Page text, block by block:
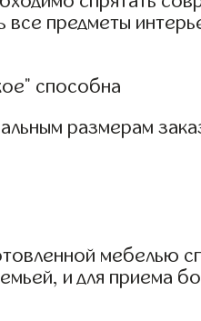
предметы
способна
размерам
мебелью
и для приема